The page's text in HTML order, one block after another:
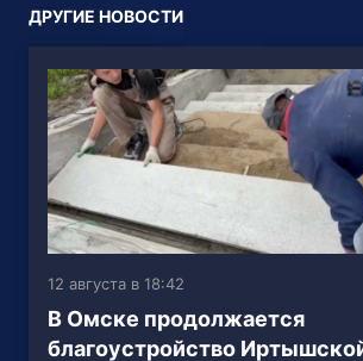
ДРУГИЕ НОВОСТИ
12 августа в 18:42
В Омске продолжается
благоустройство